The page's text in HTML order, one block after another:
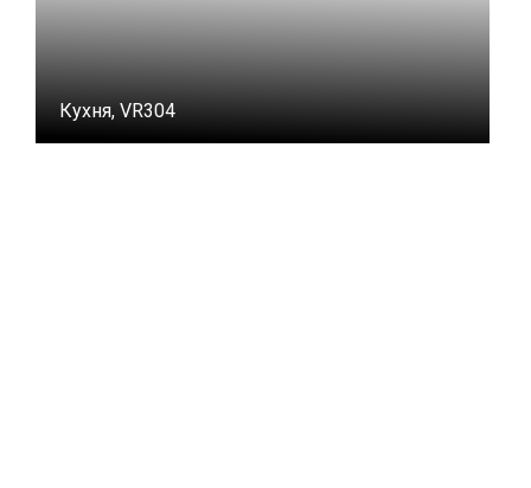
Кухня, VR304